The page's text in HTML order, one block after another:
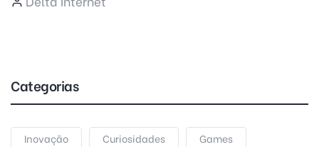
Categorias
Inovação Curiosidades Games